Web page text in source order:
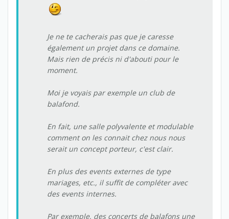
Je ne te cacherais pas que je caresse
également un projet dans ce domaine.
Mais rien de précis ni d'abouti pour le
moment.
Moi je voyais par exemple un club de
balafond.
En fait, une salle polyvalente et modulable
comment on les connait chez nous nous
serait un concept porteur, c'est clair.
En plus des events externes de type
mariages, etc., il suffit de compléter avec
des events internes.
Par exemple, des concerts de balafons une